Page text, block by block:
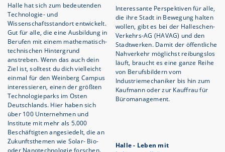
Halle hat sich zum bedeutenden
Technologie- und
Wissenschaftsstandort entwickelt.
Gut für alle, die eine Ausbildung in
Berufen mit einem mathematisch-
technischen Hintergrund
anstreben. Wenn das auch dein
Ziel ist, solltest du dich vielleicht
einmal für den Weinberg Campus
interessieren, einen der größten
Technologieparks im Osten
Deutschlands. Hier haben sich
über 100 Unternehmen und
Institute mit mehr als 5.000
Beschäftigten angesiedelt, die an
Zukunftsthemen wie Solar- Bio-
oder Nanotechnologie forschen.
Interessante Perspektiven für alle,
die ihre Stadt in Bewegung halten
wollen, gibt es bei der Halleschen-
Verkehrs-AG (HAVAG) und den
Stadtwerken. Damit der öffentliche
Nahverkehr möglichst reibungslos
läuft, braucht es eine ganze Reihe
von Berufsbildern vom
Industriemechaniker bis hin zum
Kaufmann oder zur Kauffrau für
Büromanagement.
Halle - Leben mit